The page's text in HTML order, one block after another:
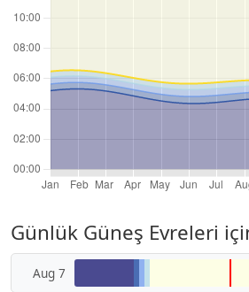
Günlük Güneş Evreleri
Aug 7